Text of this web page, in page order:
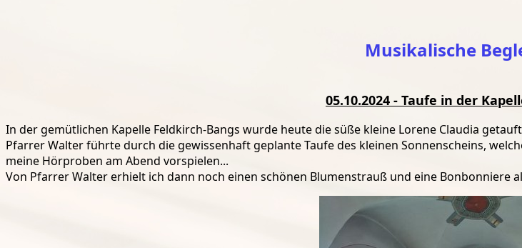
Musikalische
05.10.2024 - Taufe in der
In der gemütlichen Kapelle Feldkirch-Bangs wurde heute die süße kleine Lorene Claudia
Pfarrer Walter führte durch die gewissenhaft geplante Taufe des kleinen Sonnenscheins,
meine Hörproben am Abend vorspielen...
Von Pfarrer Walter erhielt ich dann noch einen schönen Blumenstrauß und eine Bonbonniere